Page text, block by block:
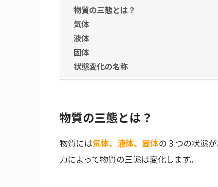
物質の三態とは？
気体
液体
固体
状態変化の名称
物質の三態とは？
物質には気体、液体、固体の３つの状態
力によって物質の三態は変化します。